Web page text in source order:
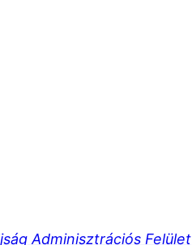
Adminisztrációs Felület